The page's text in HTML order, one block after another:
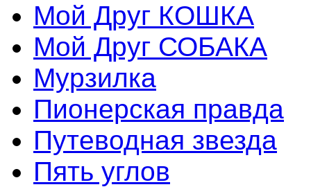
Мой Друг КОШКА
Мой Друг СОБАКА
Мурзилка
Пионерская правда
Путеводная звезда
Пять углов